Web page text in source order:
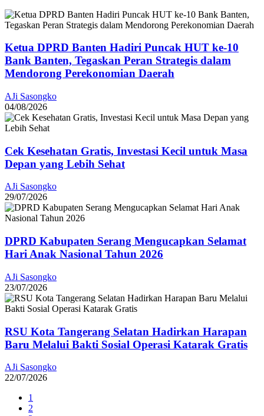
Ketua DPRD Banten Hadiri Puncak HUT ke-10
Bank Banten, Tegaskan Peran Strategis dalam
Mendorong Perekonomian Daerah
AJi Sasongko
04/08/2026
Cek Kesehatan Gratis, Investasi Kecil untuk Masa
Depan yang Lebih Sehat
AJi Sasongko
29/07/2026
DPRD Kabupaten Serang Mengucapkan Selamat
Hari Anak Nasional Tahun 2026
AJi Sasongko
23/07/2026
RSU Kota Tangerang Selatan Hadirkan Harapan
Baru Melalui Bakti Sosial Operasi Katarak Gratis
AJi Sasongko
22/07/2026
1
2